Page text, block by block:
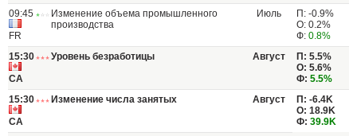
09:45
FR
Изменение объема промышленного
производства
Июль
П: -0.9%
О: 0.2%
Ф: 0.8%
15:30
CA
Уровень безработицы Август
П: 5.5%
О: 5.6%
Ф: 5.5%
15:30
CA
Изменение числа занятых Август
П: -6.4K
О: 18.9K
Ф: 39.9K